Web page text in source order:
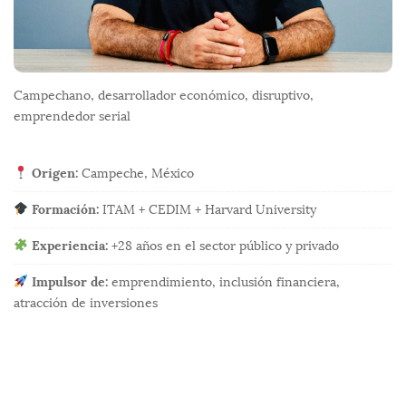
Campechano, desarrollador económico, disruptivo,
emprendedor serial
Origen:Campeche, México
Formación:ITAM + CEDIM + Harvard University
Experiencia:+28 años en el sector público y privado
Impulsor de:emprendimiento, inclusión financiera,
atracción de inversiones